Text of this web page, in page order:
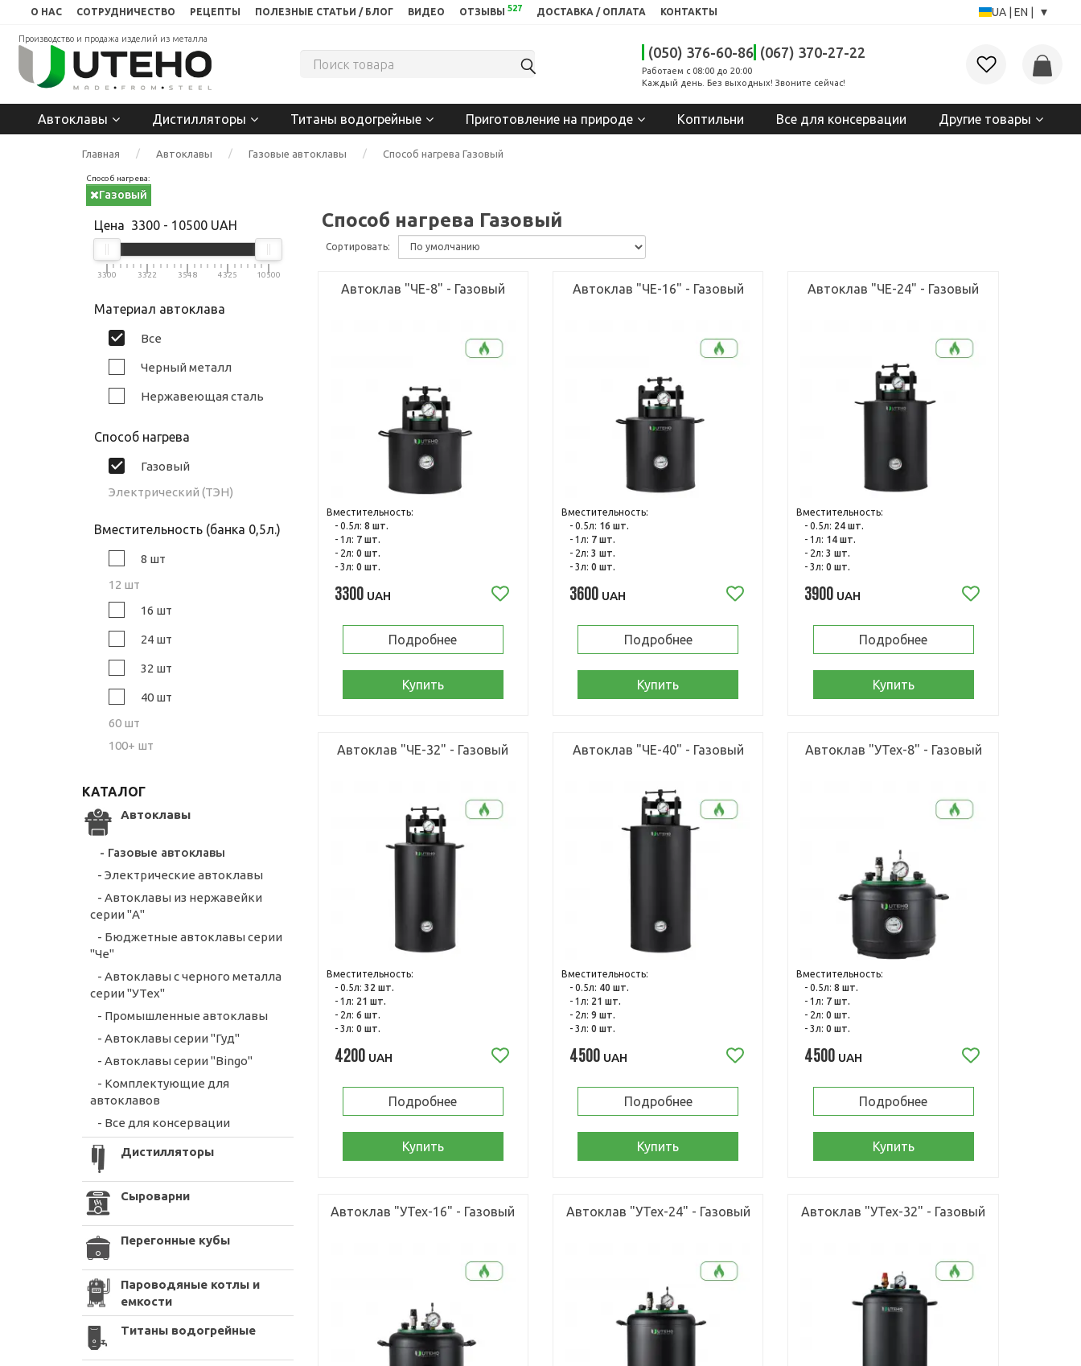
О НАС СОТРУДНИЧЕСТВО РЕЦЕПТЫ ПОЛЕЗНЫЕ СТАТЬИ / БЛОГ ВИДЕО ОТЗЫВЫ 527 ДОСТАВКА / ОПЛАТА КОНТАКТЫ UA EN ▾
Производство и продажа изделий из металла
(050) 376-60-86 (067) 370-27-22
Работаем с 08:00 до 20:00
Каждый день. Без выходных! Звоните сейчас!
Автоклавы Дистилляторы Титаны водогрейные Приготовление на природе Коптильни Все для консервации Другие товары
Главная Автоклавы Газовые автоклавы Способ нагрева Газовый
Способ нагрева:
Газовый
Цена 3300 - 10500 UAH
3300 3322 3548 4325 10500
Материал автоклава
Все
Черный металл
Нержавеющая сталь
Способ нагрева
Газовый
Электрический (ТЭН)
Вместительность (банка 0,5л.)
8 шт
12 шт
16 шт
24 шт
32 шт
40 шт
60 шт
100+ шт
КАТАЛОГ
Автоклавы
- Газовые автоклавы
- Электрические автоклавы
- Автоклавы из нержавейки
серии "А"
- Бюджетные автоклавы серии
"Че"
- Автоклавы с черного металла
серии "УТех"
- Промышленные автоклавы
- Автоклавы серии "Гуд"
- Автоклавы серии "Bingo"
- Комплектующие для
автоклавов
- Все для консервации
Дистилляторы
Сыроварни
Перегонные кубы
Пароводяные котлы и
емкости
Титаны водогрейные
Способ нагрева Газовый
Сортировать:
Автоклав "ЧЕ-8" - Газовый
Вместительность:
- 0.5л: 8 шт.
- 1л: 7 шт.
- 2л: 0 шт.
- 3л: 0 шт.
3300UAH
Подробнее
Купить
Автоклав "ЧЕ-16" - Газовый
Вместительность:
- 0.5л: 16 шт.
- 1л: 7 шт.
- 2л: 3 шт.
- 3л: 0 шт.
3600UAH
Подробнее
Купить
Автоклав "ЧЕ-24" - Газовый
Вместительность:
- 0.5л: 24 шт.
- 1л: 14 шт.
- 2л:3 шт.
- 3л:0 шт.
3900 UAH
Подробнее
Купить
Автоклав "ЧЕ-32" - Газовый
Вместительность:
- 0.5л: 32 шт.
- 1л: 21 шт.
- 2л: 6 шт.
- 3л: 0 шт.
4200UAH
Подробнее
Купить
Автоклав "ЧЕ-40" - Газовый
Вместительность:
- 0.5л: 40 шт.
- 1л: 21 шт.
- 2л: 9 шт.
- 3л: 0 шт.
4500UAH
Подробнее
Купить
Автоклав "УТех-8" - Газовый
Вместительность:
- 0.5л:8 шт.
- 1л: 7 шт.
- 2л:0 шт.
- 3л:0 шт.
4500 UAH
Подробнее
Купить
Автоклав "УТех-16" - Газовый Автоклав "УТех-24" - Газовый Автоклав "УТех-32" - Газовый